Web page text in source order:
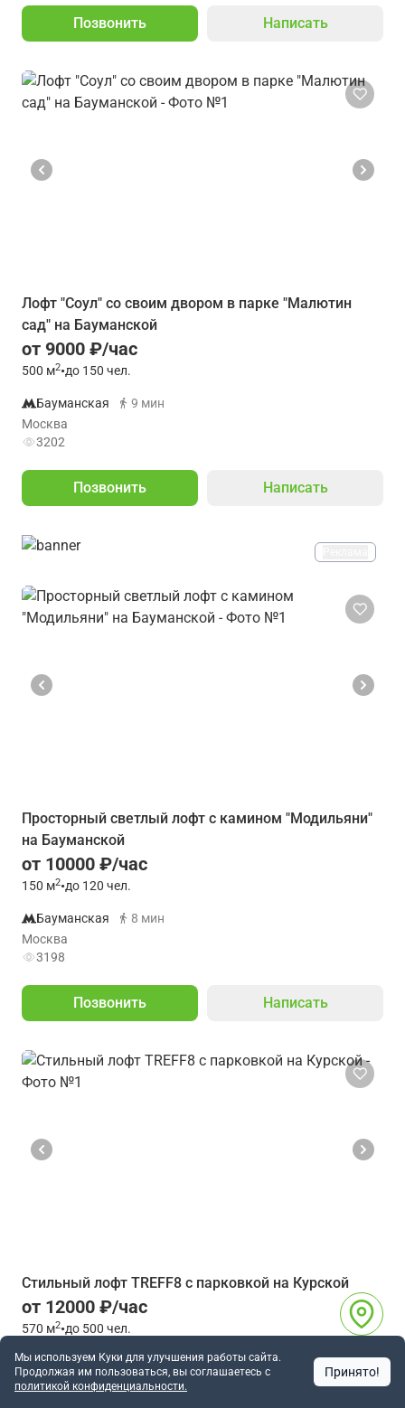
Позвонить Написать
Лофт "Соул" со своим двором в парке "Малютин
сад" на Бауманской
от 9000 ₽/час
500 м2•до 150 чел.
Бауманская
9 мин
Москва
3202
Позвонить Написать
Просторный светлый лофт с камином "Модильяни"
на Бауманской
от 10000 ₽/час
150 м2•до 120 чел.
Бауманская
8 мин
Москва
3198
Позвонить Написать
Стильный лофт TREFF8 с парковкой на Курской
от 12000 ₽/час
570 м2•до 500 чел.
Курская
Москва
Мы используем Куки для улучшения работы сайта.
Продолжая им пользоваться, вы соглашаетесь c
политикой конфиденциальности.
Принято!